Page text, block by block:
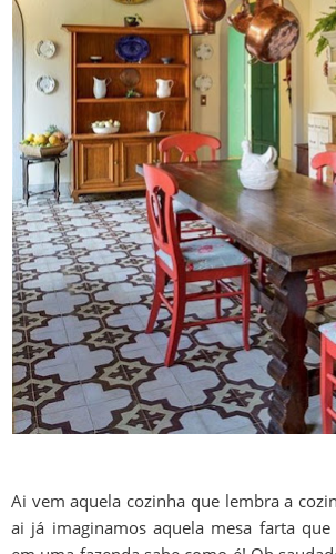
Ai vem aquela cozinha que lembra a
ai já imaginamos aquela mesa farta